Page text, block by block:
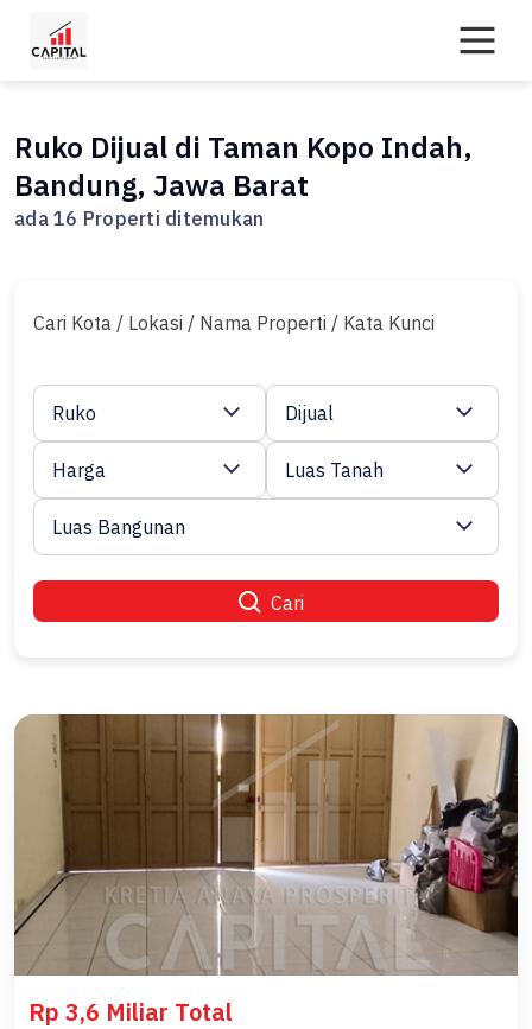
Ruko Dijual di Taman Kopo Indah,
Bandung, Jawa Barat
ada 16 Properti ditemukan
Cari Kota / Lokasi / Nama Properti / Kata Kunci
Cari
Ruko Dijual
Harga Luas Tanah
Luas Bangunan
Rp 3,6 Miliar Total